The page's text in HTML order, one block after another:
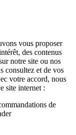
vous proposer
des contenus
notre site ou nos
consultez et de vos
votre accord, nous
site internet :
de